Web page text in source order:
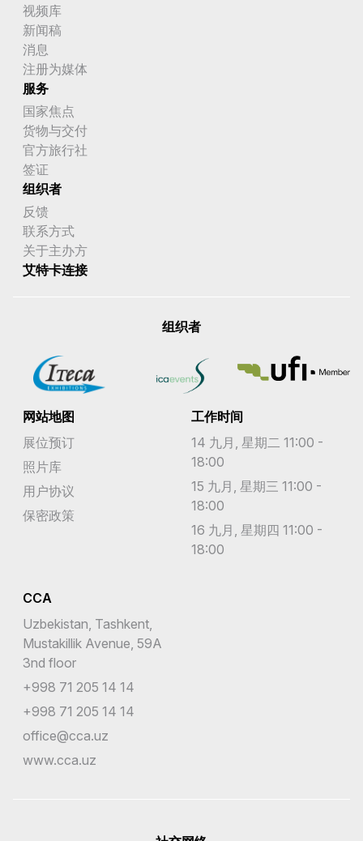
视频库
新闻稿
消息
注册为媒体
服务
国家焦点
货物与交付
官方旅行社
签证
组织者
反馈
联系方式
关于主办方
艾特卡连接
组织者
网站地图
展位预订
照片库
用户协议
保密政策
工作时间
14 九月, 星期二 11:00 -
18:00
15 九月, 星期三 11:00 -
18:00
16 九月, 星期四 11:00 -
18:00
CCA
Uzbekistan, Tashkent,
Mustakillik Avenue, 59A
3nd floor
+998 71 205 14 14
+998 71 205 14 14
office@cca.uz
www.cca.uz